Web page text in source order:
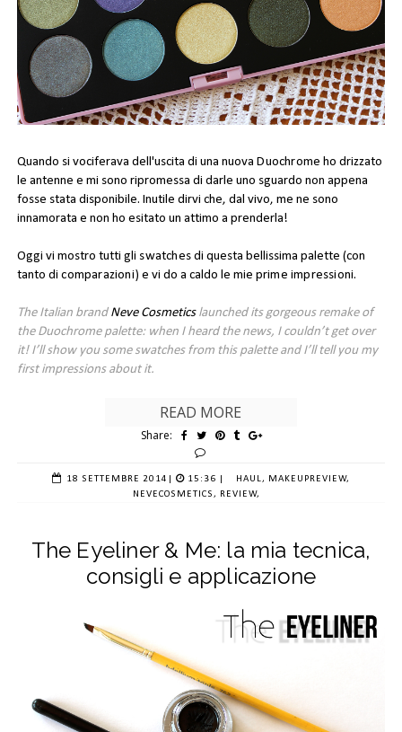
Quando si vociferava dell'uscita di una nuova Duochrome ho drizzato
le antenne e mi sono ripromessa di darle uno sguardo non appena
fosse stata disponibile. Inutile dirvi che, dal vivo, me ne sono
innamorata e non ho esitato un attimo a prenderla!
Oggi vi mostro tutti gli swatchesdi questa bellissima palette (con
tanto dicomparazioni) e vi do a caldo le mie prime impressioni.
The Italian brand Neve Cosmeticslaunched its gorgeous remake of
the Duochrome palette: when I heard the news, I couldn’t get over
it! I’ll show you some swatches from this palette and I’ll tell you my
first impressions about it.
READ MORE
Share:
18 SETTEMBRE 2014 15:36 | HAUL,
MAKEUPREVIEW,
NEVECOSMETICS,
REVIEW,
The Eyeliner & Me: la mia tecnica,
consigli e applicazione